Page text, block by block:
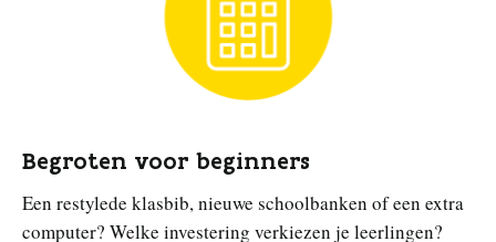
Begroten voor beginners
Een restylede klasbib, nieuwe schoolbanken of een extra
computer? Welke investering verkiezen je leerlingen?